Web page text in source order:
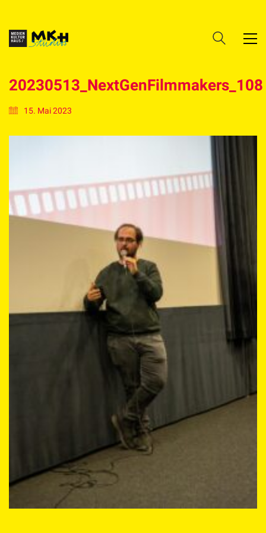
20230513_NextGenFilmmakers_108
15. Mai 2023